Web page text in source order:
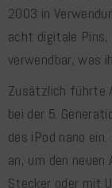
2003 in
acht digitale
verwendbar, was
Zusätzlich führte
bei der 5.
des iPod nano
an, um den
Stecker oder mit